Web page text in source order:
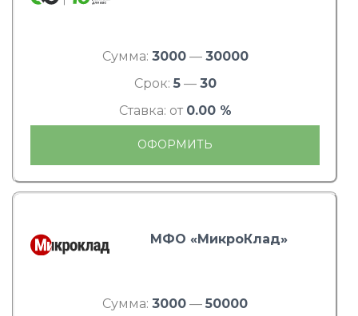
Сумма: 3000— 30000
Срок: 5— 30
Ставка: от 0.00 %
ОФОРМИТЬ
МФО «МикроКлад»
Сумма: 3000 — 50000